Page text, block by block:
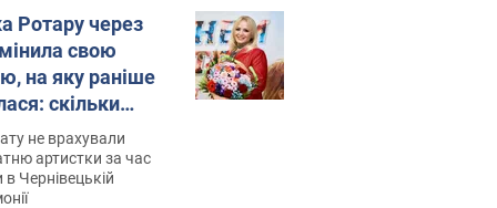
Ротару через
свою
на яку раніше
скільки
співачка
не врахували
артистки за час
в Чернівецькій